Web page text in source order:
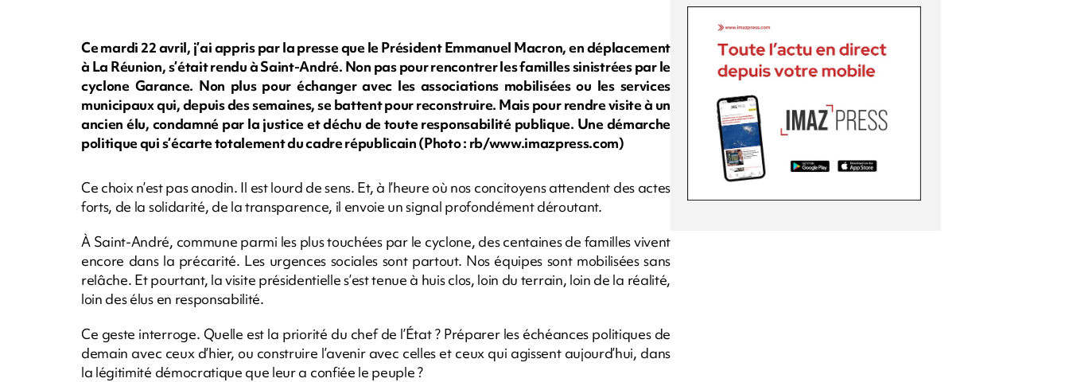
Ce mardi 22 avril, j’ai appris par la presse que le Président Emmanuel Macron, en déplacement
à La Réunion, s’était rendu à Saint-André. Non pas pour rencontrer les familles sinistrées par le
cyclone Garance. Non plus pour échanger avec les associations mobilisées ou les services
municipaux qui, depuis des semaines, se battent pour reconstruire. Mais pour rendre visite à un
ancien élu, condamné par la justice et déchu de toute responsabilité publique. Une démarche
politique qui s’écarte totalement du cadre républicain (Photo : rb/www.imazpress.com)
Ce choix n’est pas anodin. Il est lourd de sens. Et, à l’heure où nos concitoyens attendent des actes
forts, de la solidarité, de la transparence, il envoie un signal profondément déroutant.
À Saint-André, commune parmi les plus touchées par le cyclone, des centaines de familles vivent
encore dans la précarité. Les urgences sociales sont partout. Nos équipes sont mobilisées sans
relâche. Et pourtant, la visite présidentielle s’est tenue à huis clos, loin du terrain, loin de la réalité,
loin des élus en responsabilité.
Ce geste interroge. Quelle est la priorité du chef de l’État ? Préparer les échéances politiques de
demain avec ceux d’hier, ou construire l’avenir avec celles et ceux qui agissent aujourd’hui, dans
la légitimité démocratique que leur a confiée le peuple ?